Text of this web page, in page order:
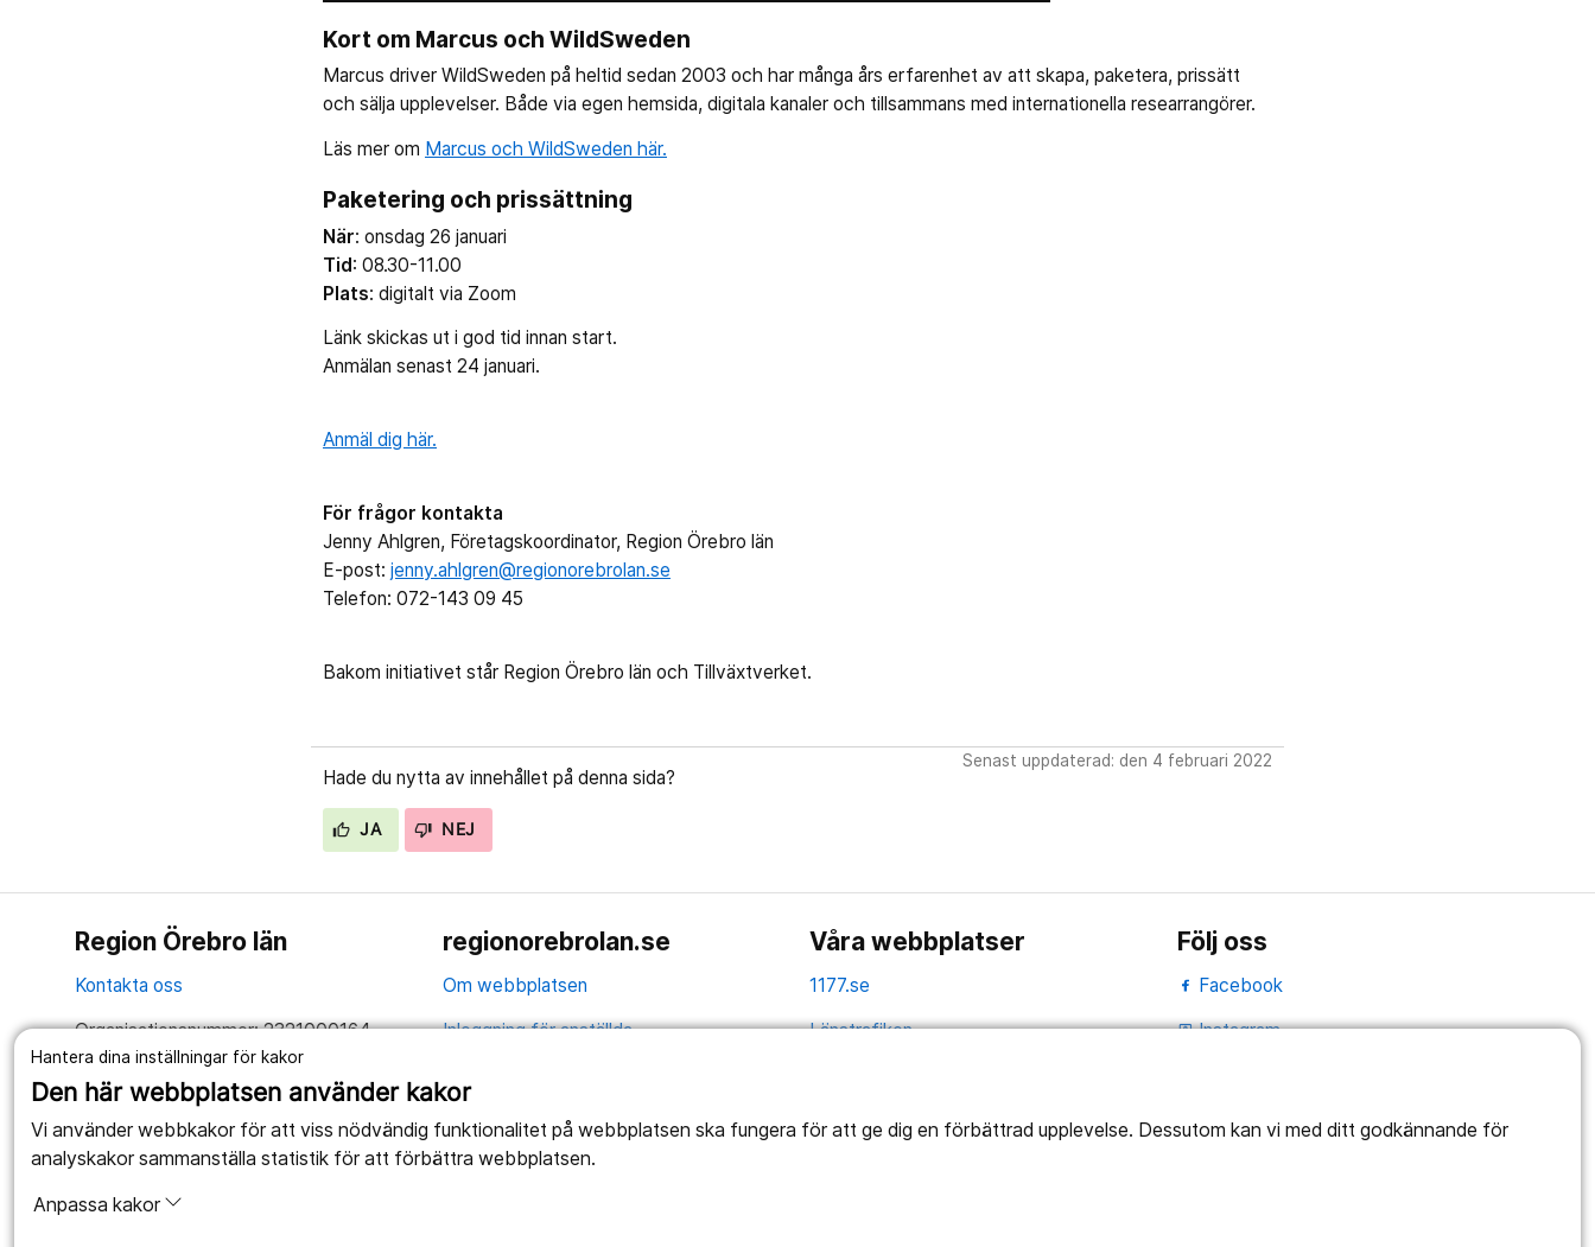
Hantera dina inställningar för kakor
Den här webbplatsen använder kakor
Vi använder webbkakor för att viss nödvändig funktionalitet på webbplatsen ska fungera för att ge dig en förbättrad upplevelse. Dessutom kan vi med ditt godkännande för
analyskakor sammanställa statistik för att förbättra webbplatsen.
Anpassa kakor
Kort om Marcus och WildSweden
Marcus driver WildSweden på heltid sedan 2003 och har många års erfarenhet av att skapa, paketera, prissätt
och sälja upplevelser. Både via egen hemsida, digitala kanaler och tillsammans med internationella researrangörer.
Läs mer om Marcus och WildSweden här.
Paketering och prissättning
När: onsdag 26 januari
Tid: 08.30-11.00
Plats: digitalt via Zoom
Länk skickas ut i god tid innan start.
Anmälan senast 24 januari.
Anmäl dig här.
För frågor kontakta
Jenny Ahlgren, Företagskoordinator, Region Örebro län
E-post: jenny.ahlgren@regionorebrolan.se
Telefon: 072-143 09 45
Bakom initiativet står Region Örebro län och Tillväxtverket.
Hade du nytta av innehållet på denna sida?
JA NEJ
Senast uppdaterad: den 4 februari 2022
Region Örebro län
Kontakta oss
Organisationsnummer: 2321000164
regionorebrolan.se
Om webbplatsen
Inloggning för anställda
Anslagstavla
Tillgänglighetsredogörelse
Våra webbplatser
1177.se
Länstrafiken
Utveckling
Följ oss
Facebook
portraitInstagram